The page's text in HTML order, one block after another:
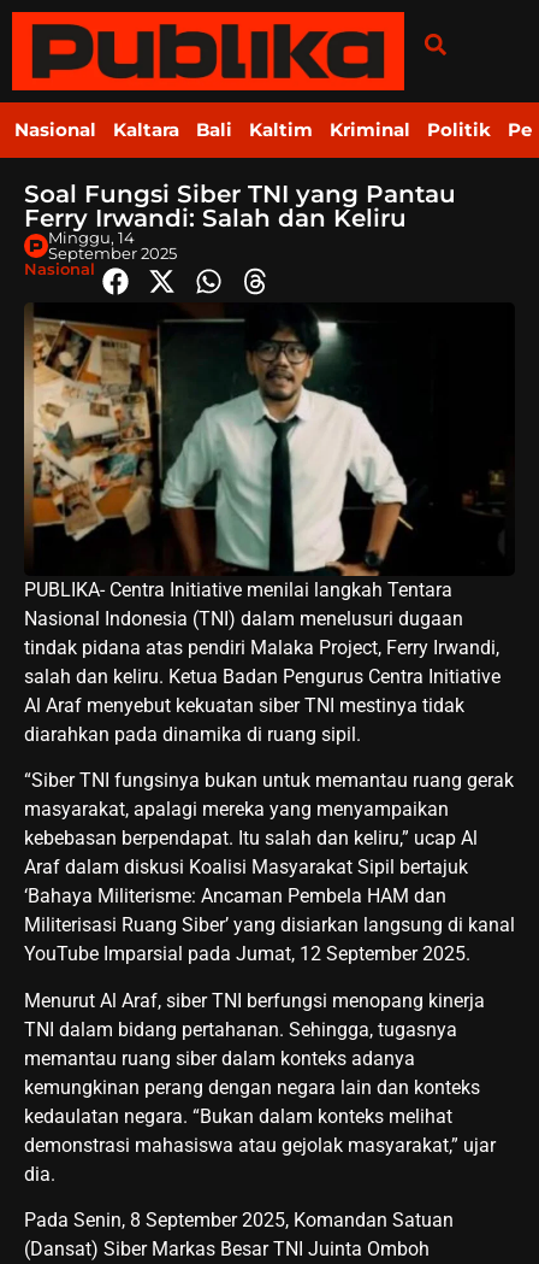
Nasional Kaltara Bali Kaltim Kriminal Politik
Soal Fungsi Siber TNI yang Pantau
Ferry Irwandi: Salah dan Keliru
Minggu, 14
September 2025
Nasional
PUBLIKA- Centra Initiative menilai langkah Tentara
Nasional Indonesia (TNI) dalam menelusuri dugaan
tindak pidana atas pendiri Malaka Project, Ferry Irwandi,
salah dan keliru. Ketua Badan Pengurus Centra Initiative
Al Araf menyebut kekuatan siber TNI mestinya tidak
diarahkan pada dinamika di ruang sipil.
“Siber TNI fungsinya bukan untuk memantau ruang gerak
masyarakat, apalagi mereka yang menyampaikan
kebebasan berpendapat. Itu salah dan keliru,” ucap Al
Araf dalam diskusi Koalisi Masyarakat Sipil bertajuk
‘Bahaya Militerisme: Ancaman Pembela HAM dan
Militerisasi Ruang Siber’ yang disiarkan langsung di kanal
YouTube Imparsial pada Jumat, 12 September 2025.
Menurut Al Araf, siber TNI berfungsi menopang kinerja
TNI dalam bidang pertahanan. Sehingga, tugasnya
memantau ruang siber dalam konteks adanya
kemungkinan perang dengan negara lain dan konteks
kedaulatan negara. “Bukan dalam konteks melihat
demonstrasi mahasiswa atau gejolak masyarakat,” ujar
dia.
Pada Senin, 8 September 2025, Komandan Satuan
(Dansat) Siber Markas Besar TNI Juinta Omboh